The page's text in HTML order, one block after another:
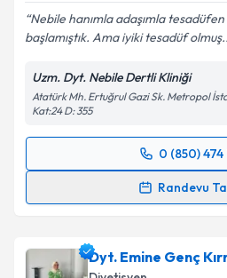
Nebile hanımla adaşımla tesadüfen
başlamıştık. Ama iyiki tesadüf
Uzm. Dyt. Nebile Dertli Kliniği
Atatürk Mh. Ertuğrul Gazi Sk. Metropol
0 (850)
Randevu
Randevu Takvimi Talebi
oluşturun. Size bu uzmandan
takvim hazırlandığında e-
Dyt. Emine Genç